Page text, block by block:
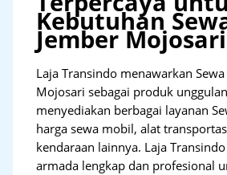
Kebutuhan
Jember Mojosari
Laja Transindo menawarkan
Mojosari sebagai produk
menyediakan berbagai layanan
harga sewa mobil, alat
kendaraan lainnya. Laja
armada lengkap dan profesional